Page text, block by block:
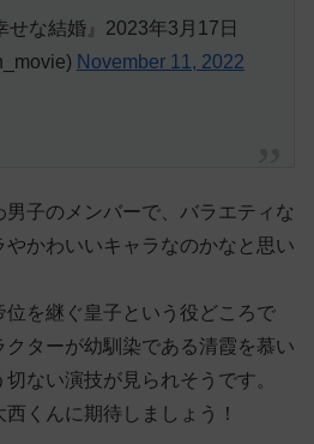
な結婚』2023年3月17日
November 11, 2022
子のメンバーで、バラエティな
かわいいキャラなのかなと思い
位を継ぐ皇子という役どころで
ターが幼馴染である清霞を慕い
ない演技が見られそうです。
くんに期待しましょう！